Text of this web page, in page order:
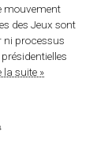
mouvement
des Jeux sont
ni processus
la suite »